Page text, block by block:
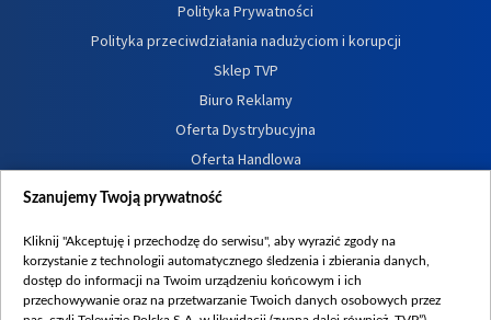
Polityka Prywatności
Polityka przeciwdziałania nadużyciom i korupcji
Sklep TVP
Biuro Reklamy
Oferta Dystrybucyjna
Oferta Handlowa
Dostępność
Procedura zgłoszeń wewnętrznych
Szanujemy Twoją prywatność
Kliknij "Akceptuję i przechodzę do serwisu", aby wyrazić zgody na
korzystanie z technologii automatycznego śledzenia i zbierania danych,
dostęp do informacji na Twoim urządzeniu końcowym i ich
przechowywanie oraz na przetwarzanie Twoich danych osobowych przez